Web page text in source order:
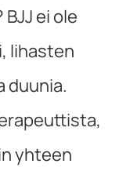
ei ole
lihasten
duunia.
yhteen